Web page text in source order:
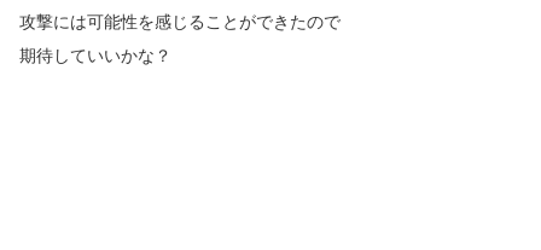
攻撃には可能性を感じることができたので
期待していいかな？